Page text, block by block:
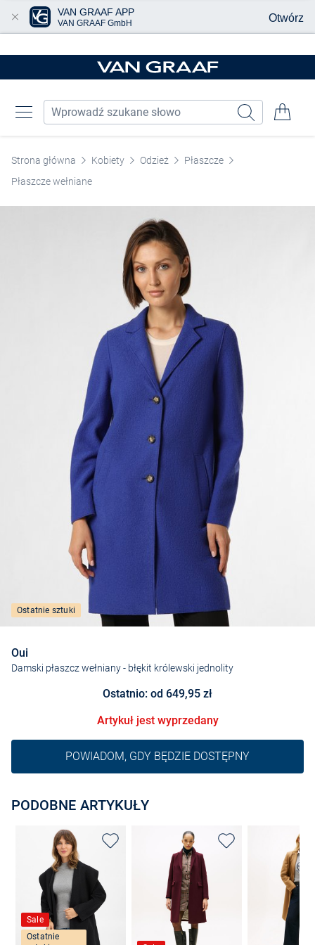
Strona główna Kobiety Odzież
Płaszcze
Płaszcze wełniane
Ostatnie sztuki
Oui
Damski płaszcz wełniany- błękit królewski jednolity
Ostatnio: od 649,95 zł
Artykuł jest wyprzedany
POWIADOM, GDY BĘDZIE DOSTĘPNY
PODOBNE ARTYKUŁY
Sale
Ostatnie
VAN GRAAF APP
VAN GRAAF GmbH Otwórz